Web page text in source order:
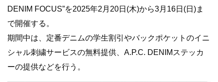
DENIM FOCUS”を2025年2月20日(木)から3月16日(日)ま
で開催する。
期間中は、定番デニムの学生割引やバックポケットのイニ
シャル刺繍サービスの無料提供、A.P.C. DENIMステッカ
ーの提供などを行う。